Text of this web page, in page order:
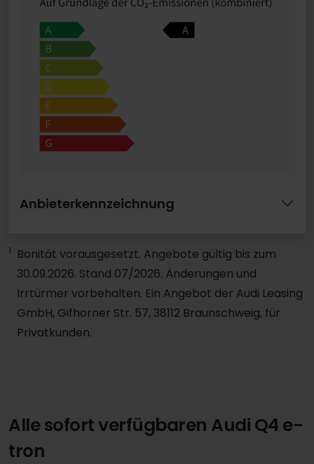
Anbieterkennzeichnung
1
Bonität vorausgesetzt. Angebote gültig bis zum
30.09.2026. Stand 07/2026. Änderungen und
Irrtürmer vorbehalten. Ein Angebot der Audi Leasing
GmbH, Gifhorner Str. 57, 38112 Braunschweig, für
Privatkunden.
Alle sofort verfügbaren Audi Q4 e-
tron